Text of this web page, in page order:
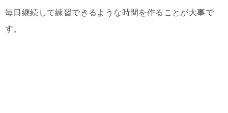
毎日継続して練習できるような時間を作ることが大事で
す。